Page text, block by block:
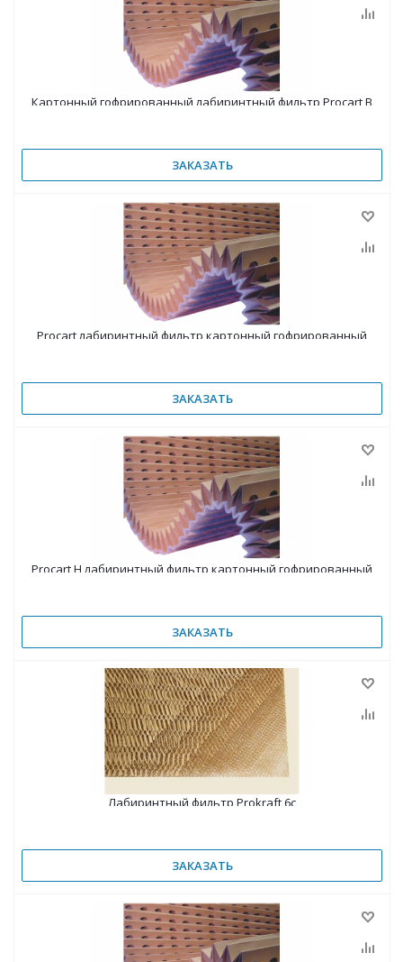
Картонный гофрированный лабиринтный фильтр Procart B
ЗАКАЗАТЬ
Procart лабиринтный фильтр картонный гофрированный
ЗАКАЗАТЬ
Procart H лабиринтный фильтр картонный гофрированный
ЗАКАЗАТЬ
Лабиринтный фильтр Prokraft 6c
ЗАКАЗАТЬ